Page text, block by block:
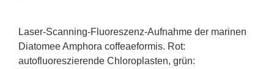
Laser-Scanning-Fluoreszenz-Aufnahme der marinen
Diatomee Amphora coffeaeformis. Rot:
autofluoreszierende Chloroplasten, grün: